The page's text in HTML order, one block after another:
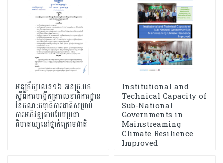
អនុក្រឹត្យលេខ១៦ អនក្រ.បក
ស្តីពីការបង្កើតត្រាលេខាធិការដ្ឋាន
នៃគណៈកម្មាធិការជាតិសម្រាប់
ការអភិវឌ្ឍតាមបែប​ប្រជា
ធិបតេយ្យនៅថ្នាក់ក្រោមជាតិ
Institutional and
Technical Capacity of
Sub-National
Governments in
Mainstreaming
Climate Resilience
Improved